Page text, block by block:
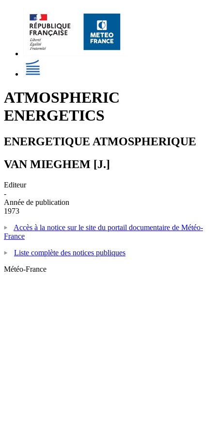
ATMOSPHERIC
ENERGETICS
ENERGETIQUE ATMOSPHERIQUE
VAN MIEGHEM [J.]
Editeur
-
Année de publication
1973
Accès à la notice sur le site du portail documentaire de Météo-
France
Liste complète des notices publiques
Météo-France